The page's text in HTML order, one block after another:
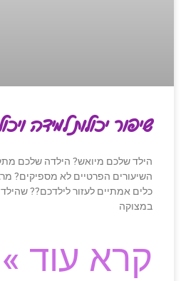
שיפור יכולות למידה
הילד שלכם מיואש? הילדה שלכם
השיעורים הפרטיים לא מספיקים?
כלים אמתיים לעזור לילדכם??
במצוקה
קרא עוד »